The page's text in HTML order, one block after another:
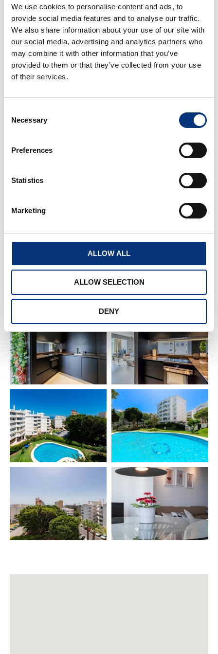
We use cookies to personalise content and ads, to
provide social media features and to analyse our traffic.
We also share information about your use of our site with
our social media, advertising and analytics partners who
may combine it with other information that you’ve
provided to them or that they’ve collected from your use
of their services.
Selection
Necessary
Preferences
Statistics
Marketing
ALLOW ALL
ALLOW SELECTION
DENY
✔️ Apartamento en una urbanización prestigiosa
cerca del mar
✔️ Terraza privada con vistas al sur
✔️ Espacios luminosos y confortables
exclusivas
✔️ Guía local personalizada para descubrir
✔️ Pistas de tenis y pádel, y campos de golf muy
📍 UBICACIÓN EXCEPCIONAL
🏖️ Playa: 1,5 km
⚓ Puerto Marina & Sea Life: 1,5 km
🐬 Selwo Marina: 2 km
✈️ Aeropuerto de Málaga: 12 km
🌆 Málaga Centro: 16 km
🌴 Torremolinos: 4 km
🌊 Fuengirola: 10 km
🏰 Benalmádena Pueblo: 6 km
⛳ Golf Torrequebrada: 4 km
✔️ Ropa de cama y toallas de baño
✔️ Aire acondicionado & calefacción